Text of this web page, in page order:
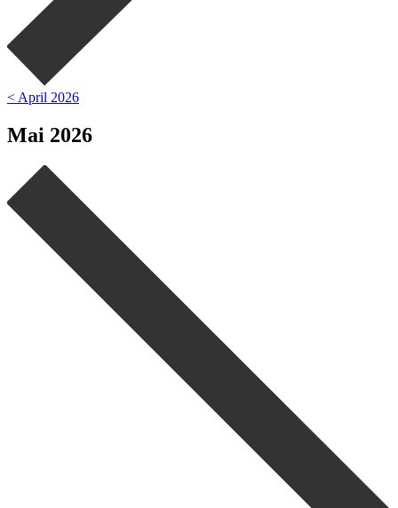
< April 2026
Mai 2026